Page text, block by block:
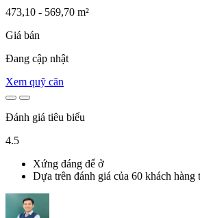
473,10 - 569,70 m²
Giá bán
Đang cập nhật
Xem quỹ căn
Đánh giá tiêu biểu
4.5
Xứng đáng để ở
Dựa trên đánh giá của 60 khách hàng